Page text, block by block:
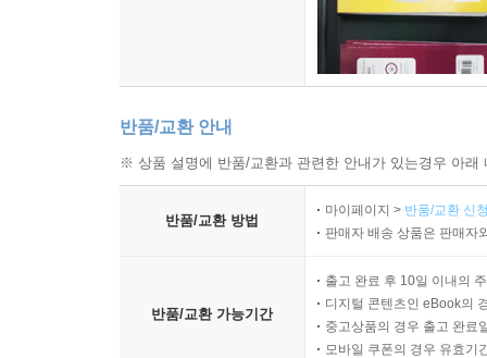
반품/교환 안내
※ 상품 설명에 반품/교환과 관련한 안내가 있는경우 아
반품/교환 방법
마이페이지 > 반품/교환 신
판매자 배송 상품은 판매자
반품/교환 가능기간
출고 완료 후 10일 이내의
디지털 콘텐츠인 eBook의
중고상품의 경우 출고 완료
모바일 쿠폰의 경우 유효기